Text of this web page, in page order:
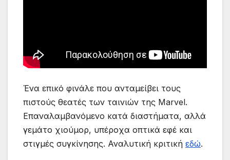
Ένα επικό φινάλε που ανταμείβει τους
πιστούς θεατές των ταινιών της Marvel.
Επαναλαμβανόμενο κατά διαστήματα, αλλά
γεμάτο χιούμορ, υπέροχα οπτικά εφέ και
στιγμές συγκίνησης. Αναλυτική κριτική εδώ.